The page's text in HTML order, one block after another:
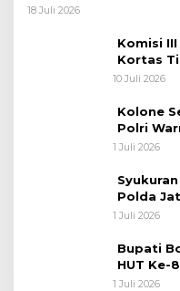
Koops TNI Habema
18 Juli 2026
Komisi
Kortas
Korupsi
10 Juli 2026
Kolone
Polri
ke-80
1 Juli 2026
Polda
1 Juli 2026
Bupati
HUT Ke-
dan
1 Juli 2026